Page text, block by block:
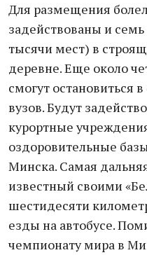
Для размещения
задействованы и
тысячи мест) в
деревне. Еще около
смогут остановиться
вузов. Будут
курортные
оздоровительные
Минска. Самая
известный своими
шестидесяти
езды на автобусе.
чемпионату мира в